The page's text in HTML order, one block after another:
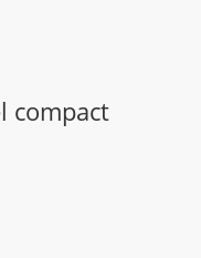
compact